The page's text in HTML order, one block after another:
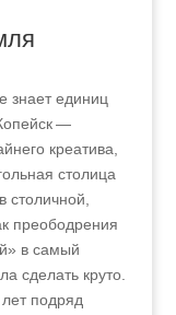
знает единиц
—
креатива,
столица
преободрения
в самый
сделать круто.
подряд